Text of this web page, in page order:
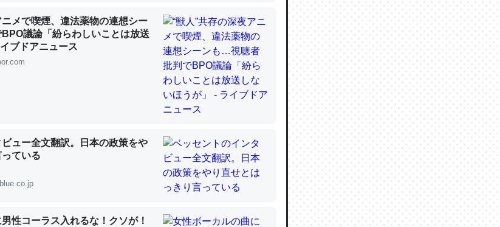
シウムも酸素も不足してて両方に不利だから両方が拮抗してるので
海にいる鋏角類（カブトガニ・ウミグモ）はカルシウムを使わずキ
昆虫学の大問題＝「昆虫はなぜ海にいないのか」に関する新仮説
ルシウムを大量に使う脊椎動物と貝類は苦労してるんだな…。腹足
昆虫学の大問題＝「昆虫はなぜ海にいないのか」に関する新仮説
メで喫煙、違法薬物の連想シー
議論「紛らわしいことは放送
ブドアニュース
ュー全文翻訳。日本の政策をや
ている
性コーラス入れるな！クソが！